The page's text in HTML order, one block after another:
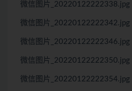
微信图片_20220122222338.jpg
微信图片_20220122222342.jpg
微信图片_20220122222346.jpg
微信图片_20220122222350.jpg
微信图片_20220122222354.jpg